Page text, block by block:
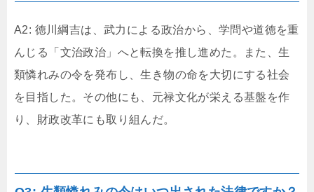
A2: 徳川綱吉は、武力による政治から、学問や道徳を重
んじる「文治政治」へと転換を推し進めた。また、生
類憐れみの令を発布し、生き物の命を大切にする社会
を目指した。その他にも、元禄文化が栄える基盤を作
り、財政改革にも取り組んだ。